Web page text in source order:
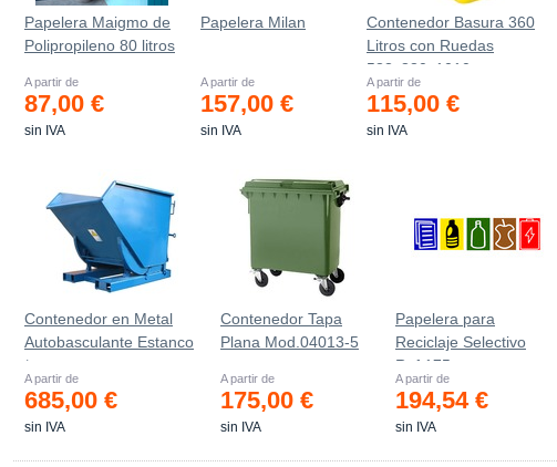
Papelera Maigmo de
Polipropileno 80 litros
A partir de
87,00 €
sin IVA
Papelera Milan
A partir de
157,00 €
sin IVA
Contenedor Basura 360
Litros con Ruedas
583x880x1010 mm
A partir de
115,00 €
sin IVA
Contenedor en Metal
Autobasculante Estanco
*
A partir de
685,00 €
sin IVA
Contenedor Tapa
Plana Mod.04013-5
A partir de
175,00 €
sin IVA
Papelera para
Reciclaje Selectivo
Ref.175
A partir de
194,54 €
sin IVA